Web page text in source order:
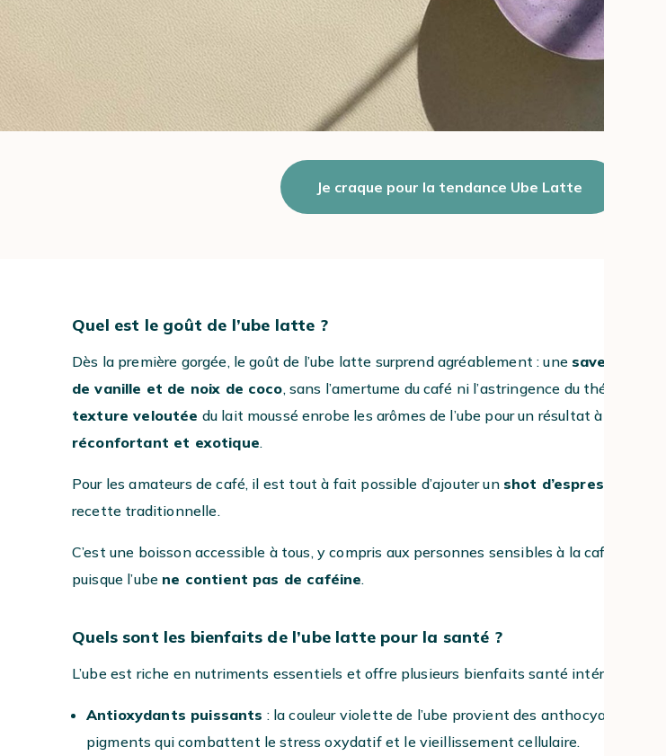
Je craque pour la tendance Ube Latte
Quel est le goût de l’ube latte ?
Dès la première gorgée, le goût de l’ube latte surprend agréablement : une saveur douce
de vanille et de noix de coco, sans l’amertume du café ni l’astringence du thé. La
texture veloutée du lait moussé enrobe les arômes de l’ube pour un résultat à la fois
réconfortant et exotique.
Pour les amateurs de café, il est tout à fait possible d’ajouter un shot d’espresso
recette traditionnelle.
C’est une boisson accessible à tous, y compris aux personnes sensibles à la caféine,
puisque l’ube ne contient pas de caféine.
Quels sont les bienfaits de l’ube latte pour la santé ?
L’ube est riche en nutriments essentiels et offre plusieurs bienfaits santé intéressants :
Antioxydants puissants : la couleur violette de l’ube provient des anthocyanines, des
pigments qui combattent le stress oxydatif et le vieillissement cellulaire.